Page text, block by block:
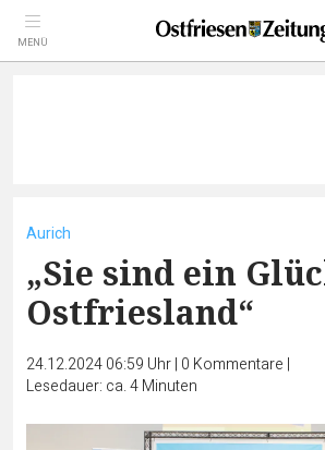
MENÜ
Aurich
„Sie sind ein
Ostfriesland“
24.12.2024 06:59 Uhr| 0 Kommentare |
Lesedauer: ca. 4 Minuten